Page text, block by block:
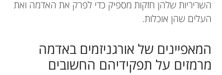
השריריות שלהן חזקות מספיק כדי לפרק את האדמה ואת
העלים שהן אוכלות.
המאפיינים של אורגניזמים באדמה
מרמזים על תפקידיהם החשובים